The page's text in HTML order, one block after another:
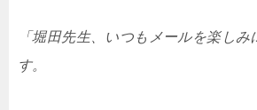
「堀田先生、いつもメールを楽しみ
す。